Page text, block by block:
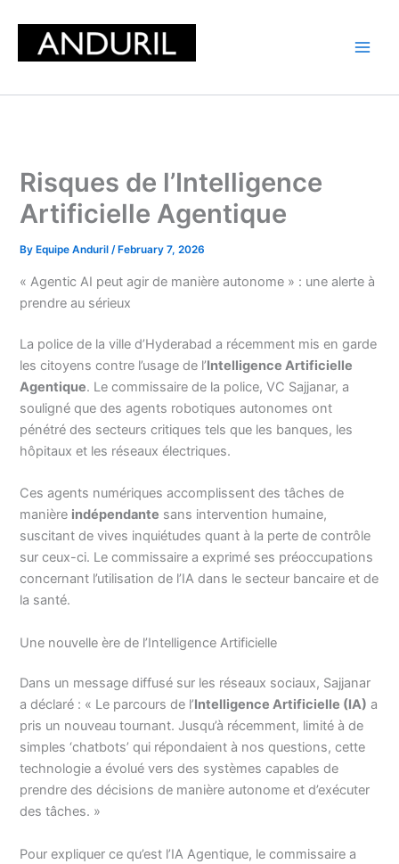
content
Risques de l’Intelligence
Artificielle Agentique
By Equipe Anduril/ February 7, 2026
« Agentic AI peut agir de manière autonome » : une alerte à
prendre au sérieux
La police de la ville d’Hyderabad a récemment mis en garde
les citoyens contre l’usage de l’Intelligence Artificielle
Agentique. Le commissaire de la police, VC Sajjanar, a
souligné que des agents robotiques autonomes ont
pénétré des secteurs critiques tels que les banques, les
hôpitaux et les réseaux électriques.
Ces agents numériques accomplissent des tâches de
manière indépendante sans intervention humaine,
suscitant de vives inquiétudes quant à la perte de contrôle
sur ceux-ci. Le commissaire a exprimé ses préoccupations
concernant l’utilisation de l’IA dans le secteur bancaire et de
la santé.
Une nouvelle ère de l’Intelligence Artificielle
Dans un message diffusé sur les réseaux sociaux, Sajjanar
a déclaré : « Le parcours de l’Intelligence Artificielle (IA) a
pris un nouveau tournant. Jusqu’à récemment, limité à de
simples ‘chatbots’ qui répondaient à nos questions, cette
technologie a évolué vers des systèmes capables de
prendre des décisions de manière autonome et d’exécuter
des tâches. »
Pour expliquer ce qu’est l’IA Agentique, le commissaire a